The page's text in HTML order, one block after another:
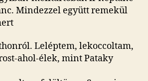
Mindezzel együtt remekül
Leléptem, lekoccoltam,
ahol-élek, mint Pataky